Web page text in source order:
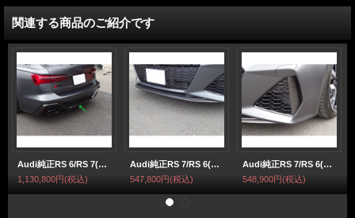
関連する商品のご紹介です
Audi純正RS 6/RS 7(F2)用カーボンディフューザートリムセット
1,130,800円(税込)
Audi純正RS 7/RS 6(F2)用カーボンフロントロアスポイラー
547,800円(税込)
Audi純正RS 7/RS 6(F2)用カーボンエアガイドグリル左右セット
548,900円(税込)